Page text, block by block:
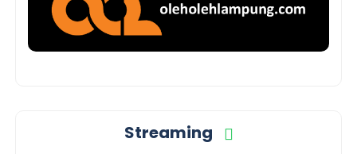
Streaming